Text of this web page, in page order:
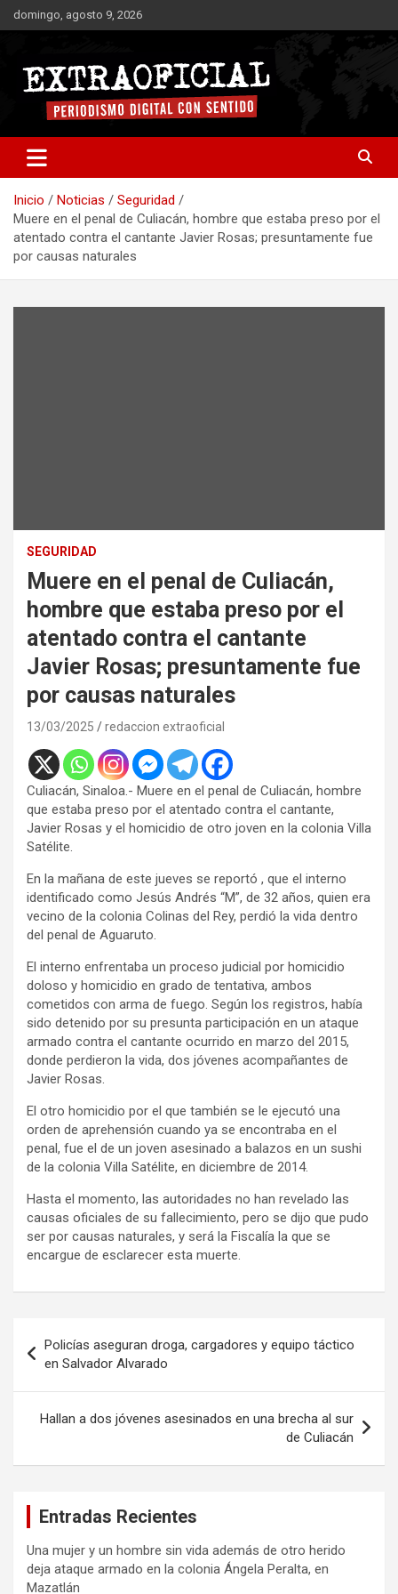
Saltar
al
domingo, agosto 9, 2026
Extraoficial
Inicio Noticias
Seguridad
Muere en el penal de Culiacán, hombre que estaba preso por el
atentado contra el cantante Javier Rosas; presuntamente fue
por causas naturales
SEGURIDAD
Muere en el penal de Culiacán,
hombre que estaba preso por el
atentado contra el cantante
Javier Rosas; presuntamente fue
por causas naturales
13/03/2025 redaccion extraoficial
Culiacán, Sinaloa.- Muere en el penal de Culiacán, hombre
que estaba preso por el atentado contra el cantante,
Javier Rosas y el homicidio de otro joven en la colonia Villa
Satélite.
En la mañana de este jueves se reportó , que el interno
identificado como Jesús Andrés “M”, de 32 años, quien era
vecino de la colonia Colinas del Rey, perdió la vida dentro
del penal de Aguaruto.
El interno enfrentaba un proceso judicial por homicidio
doloso y homicidio en grado de tentativa, ambos
cometidos con arma de fuego. Según los registros, había
sido detenido por su presunta participación en un ataque
armado contra el cantante ocurrido en marzo del 2015,
donde perdieron la vida, dos jóvenes acompañantes de
Javier Rosas.
El otro homicidio por el que también se le ejecutó una
orden de aprehensión cuando ya se encontraba en el
penal, fue el de un joven asesinado a balazos en un sushi
de la colonia Villa Satélite, en diciembre de 2014.
Hasta el momento, las autoridades no han revelado las
causas oficiales de su fallecimiento, pero se dijo que pudo
ser por causas naturales, y será la Fiscalía la que se
encargue de esclarecer esta muerte.
de
entradas
Policías aseguran droga, cargadores y equipo táctico
en Salvador Alvarado
Hallan a dos jóvenes asesinados en una brecha al sur
de Culiacán
Entradas Recientes
Una mujer y un hombre sin vida además de otro herido
deja ataque armado en la colonia Ángela Peralta, en
Mazatlán